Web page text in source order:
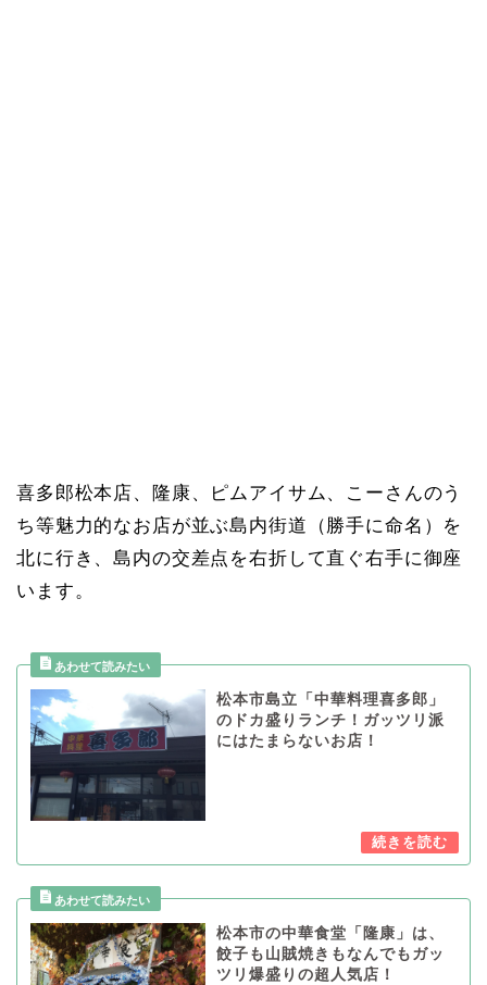
喜多郎松本店、隆康、ピムアイサム、こーさんのう
ち等魅力的なお店が並ぶ島内街道（勝手に命名）を
北に行き、島内の交差点を右折して直ぐ右手に御座
います。
松本市島立「中華料理喜多郎」
のドカ盛りランチ！ガッツリ派
にはたまらないお店！
松本市の中華食堂「隆康」は、
餃子も山賊焼きもなんでもガッ
ツリ爆盛りの超人気店！